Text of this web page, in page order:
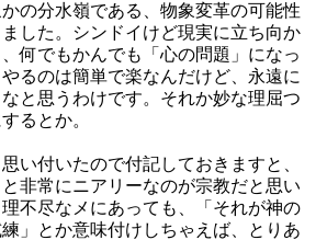
の分水嶺である、物象変革の可能性
した。シンドイけど現実に立ち向か
何でもかんでも「心の問題」になっ
るのは簡単で楽なんだけど、永遠に
と思うわけです。それか妙な理屈つ
るとか。
い付いたので付記しておきますと、
と非常にニアリーなのが宗教だと思い
不尽なメにあっても、「それが神の
」とか意味付けしちゃえば、とりあ